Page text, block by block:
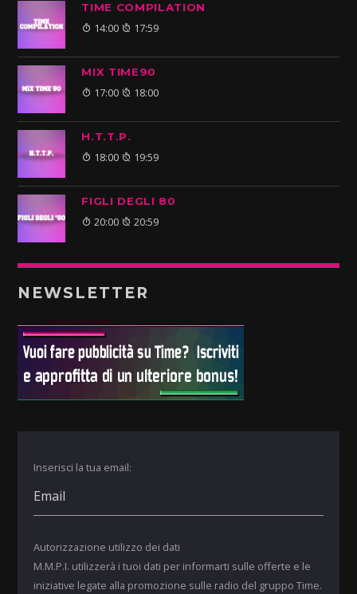
TIME COMPILATION
14:00 17:59
MIX TIME90
17:00 18:00
H.T.T.P.
18:00 19:59
FIGLI DEGLI 80
20:00 20:59
NEWSLETTER
Inserisci la tua email:
Autorizzazione utilizzo dei dati
M.M.P.I. utilizzerà i tuoi dati per informarti sulle offerte e le
iniziative legate alla promozione sulle radio del gruppo Time.